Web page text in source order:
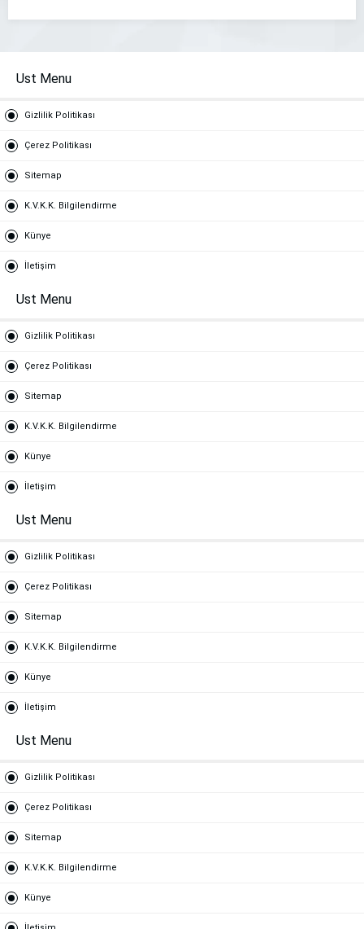
oluşturmuş ve tüm organizasyonel […]
Ust Menu
Gizlilik Politikası
Çerez Politikası
Sitemap
K.V.K.K. Bilgilendirme
Künye
İletişim
Ust Menu
Gizlilik Politikası
Çerez Politikası
Sitemap
K.V.K.K. Bilgilendirme
Künye
İletişim
Ust Menu
Gizlilik Politikası
Çerez Politikası
Sitemap
K.V.K.K. Bilgilendirme
Künye
İletişim
Ust Menu
Gizlilik Politikası
Çerez Politikası
Sitemap
K.V.K.K. Bilgilendirme
Künye